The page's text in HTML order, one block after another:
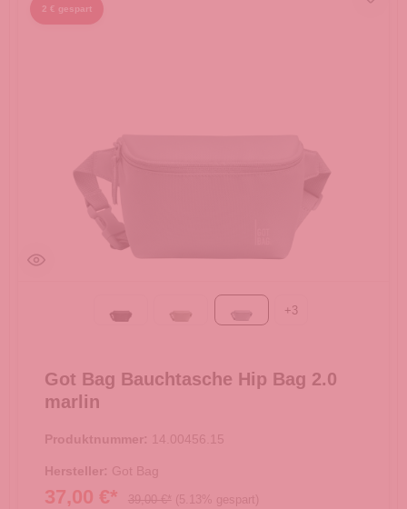
2 € gespart
Black bass marlin
+3
Got Bag Bauchtasche Hip Bag 2.0
marlin
Produktnummer: 14.00456.15
Hersteller: Got Bag
37,00 €* 39,00 €* (5.13% gespart)